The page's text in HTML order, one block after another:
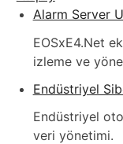
Alarm Server
EOSxE4.Net
izleme ve
Endüstriyel
Endüstriyel
veri yönetimi.